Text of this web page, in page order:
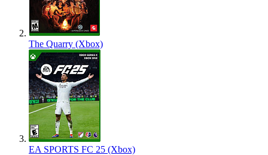
The Quarry (Xbox)
EA SPORTS FC 25 (Xbox)